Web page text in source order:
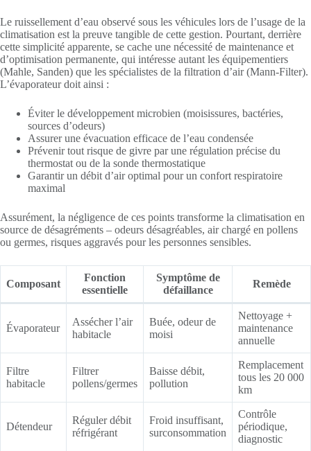
Le ruissellement d’eau observé sous les véhicules lors de l’usage de la
climatisation est la preuve tangible de cette gestion. Pourtant, derrière
cette simplicité apparente, se cache une nécessité de maintenance et
d’optimisation permanente, qui intéresse autant les équipementiers
(Mahle, Sanden) que les spécialistes de la filtration d’air (Mann-Filter).
L’évaporateur doit ainsi :
Éviter le développement microbien (moisissures, bactéries,
sources d’odeurs)
Assurer une évacuation efficace de l’eau condensée
Prévenir tout risque de givre par une régulation précise du
thermostat ou de la sonde thermostatique
Garantir un débit d’air optimal pour un confort respiratoire
maximal
Assurément, la négligence de ces points transforme la climatisation en
source de désagréments – odeurs désagréables, air chargé en pollens
ou germes, risques aggravés pour les personnes sensibles.
Composant
Fonction
essentielle
Symptôme de
défaillance
Remède
Évaporateur
Assécher l’air
habitacle
Buée, odeur de
moisi
Nettoyage +
maintenance
annuelle
Filtre
habitacle
Filtrer
pollens/germes
Baisse débit,
pollution
Remplacement
tous les 20 000
km
Détendeur
Réguler débit
réfrigérant
Froid insuffisant,
surconsommation
Contrôle
périodique,
diagnostic